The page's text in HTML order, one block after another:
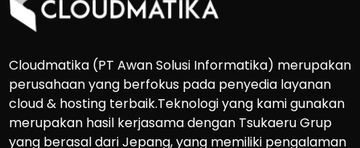
Cloudmatika (PT Awan Solusi Informatika) merupakan
perusahaan yang berfokus pada penyedia layanan
cloud & hosting terbaik.Teknologi yang kami gunakan
merupakan hasil kerjasama dengan Tsukaeru Grup
yang berasal dari Jepang, yang memiliki pengalaman